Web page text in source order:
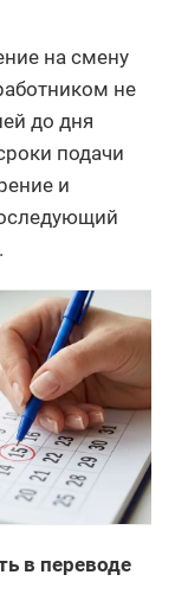
на смену
не
до дня
подачи
и
в переводе